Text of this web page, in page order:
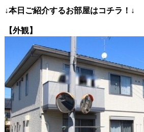
↓本日ご紹介するお部屋はコチラ！↓
【外観】